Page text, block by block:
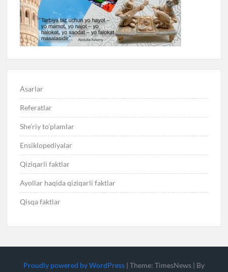
Asarlar
Referatlar
She’riy to’plamlar
Ensiklopediyalar
Qiziqarli faktlar
Ayollar haqida qiziqarli faktlar
Qisqa faktlar
Proudly powered by WordPress | Theme: TimesNews | By